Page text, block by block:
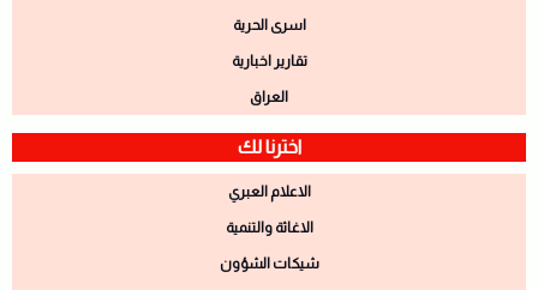
اسرى الحرية
تقارير اخبارية
العراق
اخترنا لك
الاعلام العبري
الاغاثة والتنمية
شيكات الشؤون